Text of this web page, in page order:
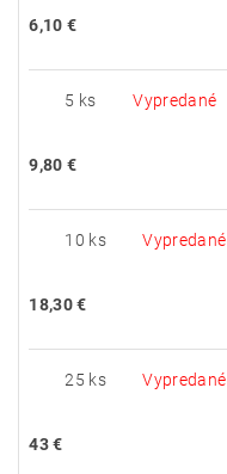
6,10 €
5 ks Vypredané
9,80 €
10 ks Vypredané
18,30 €
25 ks Vypredané
43 €